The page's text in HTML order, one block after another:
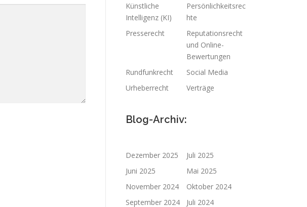
Künstliche
Intelligenz (KI)
Persönlichkeitsrec
hte
Presserecht
Reputationsrecht
und Online-
Bewertungen
Rundfunkrecht
Social Media
Urheberrecht
Verträge
Blog-Archiv:
Dezember 2025
Juli 2025
Juni 2025
Mai 2025
November 2024
Oktober 2024
September 2024
Juli 2024